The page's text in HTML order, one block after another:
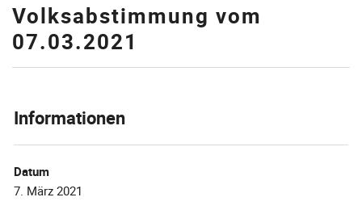
Volksabstimmung vom
07.03.2021
Informationen
Datum
7. März 2021
Zugehörige Objekte